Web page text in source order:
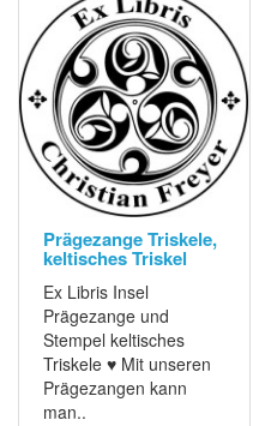
Prägezange Triskele,
keltisches Triskel
Ex Libris Insel
Prägezange und
Stempel keltisches
Triskele ♥ Mit unseren
Prägezangen kann
man..